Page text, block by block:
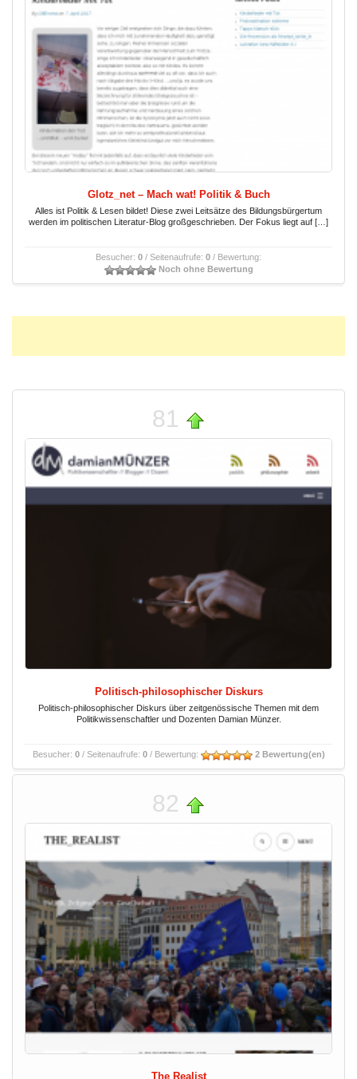
Glotz_net – Mach wat! Politik & Buch
Alles ist Politik & Lesen bildet! Diese zwei Leitsätze des Bildungsbürgertum
werden im politischen Literatur-Blog großgeschrieben. Der Fokus liegt auf […]
Besucher: 0 / Seitenaufrufe: 0 / Bewertung:
Noch ohne Bewertung
81
Politisch-philosophischer Diskurs
Politisch-philosophischer Diskurs über zeitgenössische Themen mit dem
Politikwissenschaftler und Dozenten Damian Münzer.
Besucher: 0/ Seitenaufrufe: 0/ Bewertung: 2 Bewertung(en)
82
The Realist